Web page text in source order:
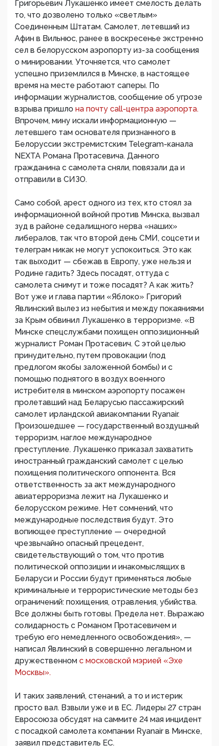
Григорьевич Лукашенко имеет смелость делать
то, что дозволено только «светлым»
Соединенным Штатам. Самолет, летевший из
Афин в Вильнюс, ранее в воскресенье экстренно
сел в белорусском аэропорту из-за сообщения
о минировании. Уточняется, что самолет
успешно приземлился в Минске, в настоящее
время на месте работают саперы. По
информации журналистов, сообщение об угрозе
взрыва пришло на почту call-центра аэропорта.
Впрочем, мину искали информационную —
летевшего там основателя признанного в
Белоруссии экстремистским Telegram-канала
NEXTA Романа Протасевича. Данного
гражданина с самолета сняли, повязали да и
отправили в СИЗО.
Само собой, арест одного из тех, кто стоял за
информационной войной против Минска, вызвал
зуд в районе седалищного нерва «наших»
либералов, так что второй день СМИ, соцсети и
телеграм никак не могут успокоиться. Это как
так выходит — сбежав в Европу, уже нельзя и
Родине гадить? Здесь посадят, оттуда с
самолета снимут и тоже посадят? А как жить?
Вот уже и глава партии «Яблоко» Григорий
Явлинский вылез из небытия и между покаяниями
за Крым обвинил Лукашенко в терроризме. «В
Минске спецслужбами похищен оппозиционный
журналист Роман Протасевич. С этой целью
принудительно, путем провокации (под
предлогом якобы заложенной бомбы) и с
помощью поднятого в воздух военного
истребителя в минском аэропорту посажен
пролетавший над Беларусью пассажирский
самолет ирландской авиакомпании Ryanair.
Произошедшее — государственный воздушный
терроризм, наглое международное
преступление. Лукашенко приказал захватить
иностранный гражданский самолет с целью
похищения политического оппонента. Вся
ответственность за акт международного
авиатерроризма лежит на Лукашенко и
белорусском режиме. Нет сомнений, что
международные последствия будут. Это
вопиющее преступление — очередной
чрезвычайно опасный прецедент,
свидетельствующий о том, что против
политической оппозиции и инакомыслящих в
Беларуси и России будут применяться любые
криминальные и террористические методы без
ограничений: похищения, отравления, убийства.
Все должны быть готовы. Предела нет. Выражаю
солидарность с Романом Протасевичем и
требую его немедленного освобождения», —
написал Явлинский в совершенно легальном и
дружественном с московской мэрией «Эхе
Москвы».
И таких заявлений, стенаний, а то и истерик
просто вал. Взвыли уже и в ЕС. Лидеры 27 стран
Евросоюза обсудят на саммите 24 мая инцидент
с посадкой самолета компании Ryanair в Минске,
заявил представитель ЕС.